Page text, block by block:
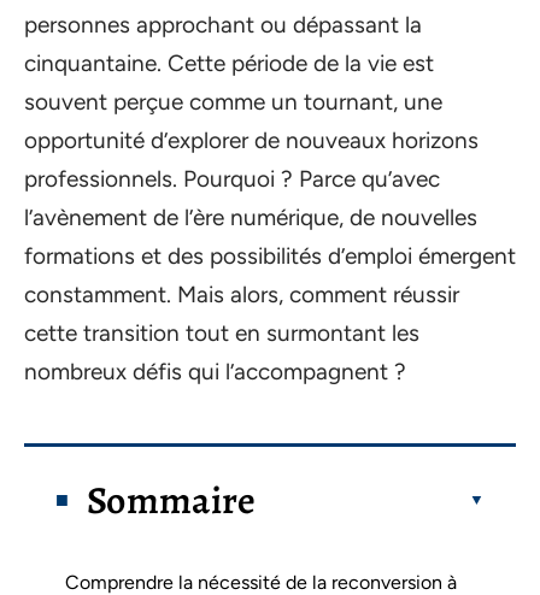
personnes approchant ou dépassant la
cinquantaine. Cette période de la vie est
souvent perçue comme un tournant, une
opportunité d’explorer de nouveaux horizons
professionnels. Pourquoi ? Parce qu’avec
l’avènement de l’ère numérique, de nouvelles
formations et des possibilités d’emploi émergent
constamment. Mais alors, comment réussir
cette transition tout en surmontant les
nombreux défis qui l’accompagnent ?
Sommaire
Comprendre la nécessité de la reconversion à